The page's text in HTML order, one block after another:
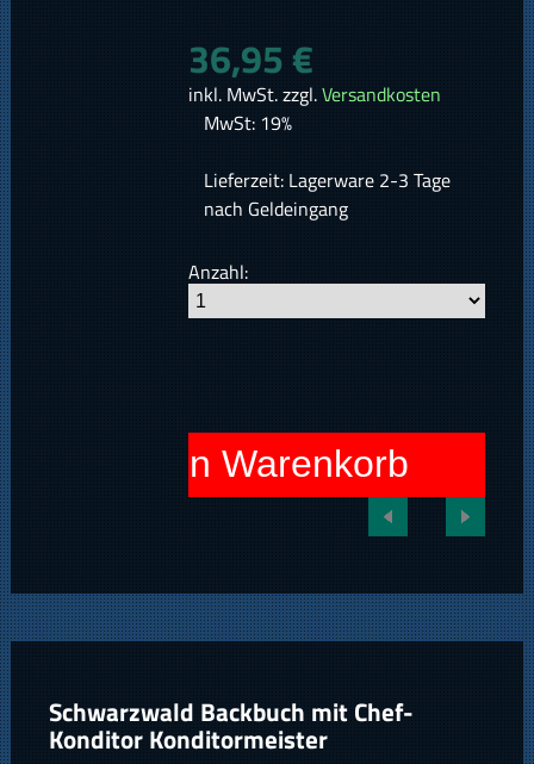
36,95 €
inkl. MwSt. zzgl.Versandkosten
MwSt: 19%
Lieferzeit: Lagerware 2-3 Tage
nach Geldeingang
Anzahl:
In den Warenkorb
Schwarzwald Backbuch mit Chef-
Konditor Konditormeister